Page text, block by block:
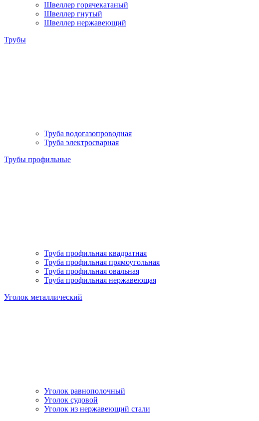
Швеллер горячекатаный
Швеллер гнутый
Швеллер нержавеющий
Трубы
Труба водогазопроводная
Труба электросварная
Трубы профильные
Труба профильная квадратная
Труба профильная прямоугольная
Труба профильная овальная
Труба профильная нержавеющая
Уголок металлический
Уголок равнополочный
Уголок судовой
Уголок из нержавеющий стали